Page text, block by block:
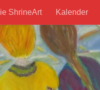
ShrineArt Kalender